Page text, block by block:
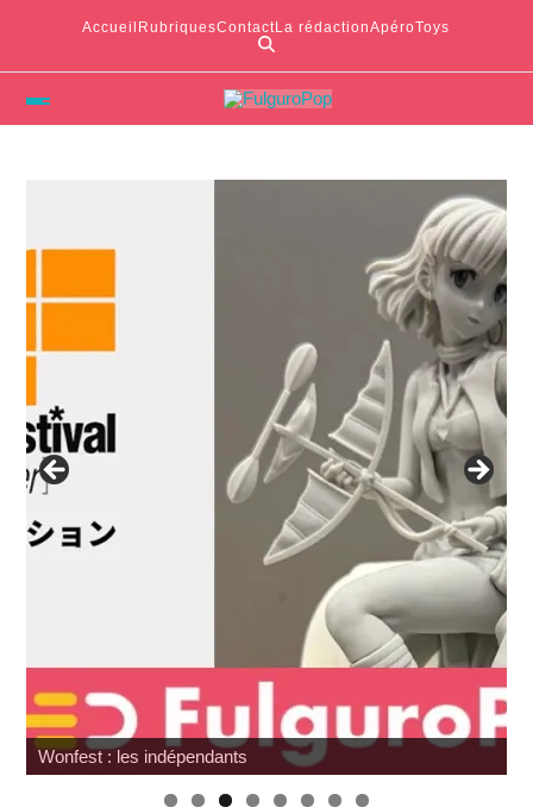
Accueil RubriquesContactLa rédactionApéroToys
G.I. Joe : SNAKE Armor à prix cassé chez Amazon